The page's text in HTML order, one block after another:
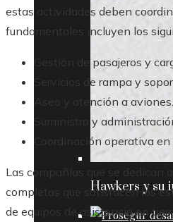
Hawkers y su
estas actividades deben
fundamentales incluyen los
Gestión de pasajeros y
Servicios de rampa y
Aseo y atención a aviones.
Suministro y
Coordinación operativa
Las compañías que se dedican
completas que satisfacen los
de equipos de asistencia en